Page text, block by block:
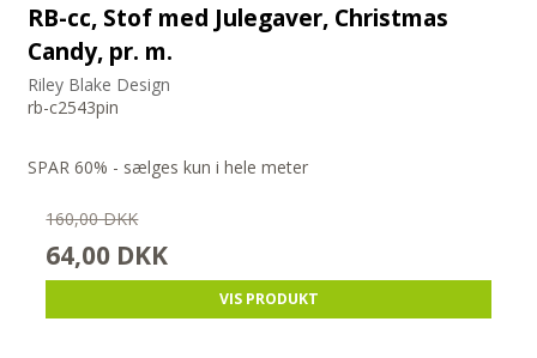
RB-cc, Stof med Julegaver, Christmas
Candy, pr. m.
Riley Blake Design
rb-c2543pin
SPAR 60% - sælges kun i hele meter
160,00 DKK
64,00 DKK
VIS PRODUKT